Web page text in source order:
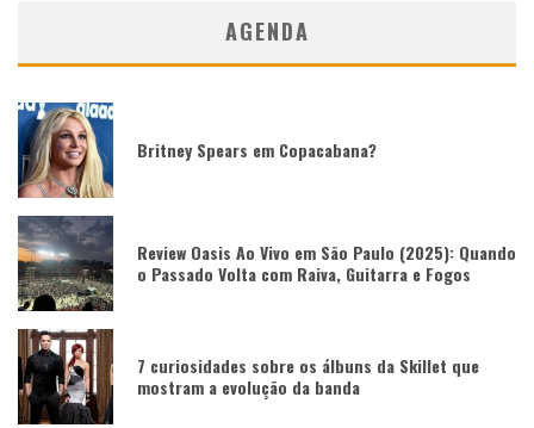
AGENDA
Britney Spears em Copacabana?
Review Oasis Ao Vivo em São Paulo (2025): Quando
o Passado Volta com Raiva, Guitarra e Fogos
7 curiosidades sobre os álbuns da Skillet que
mostram a evolução da banda